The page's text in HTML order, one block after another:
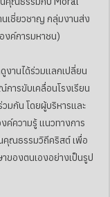
เชี่ยวชาญ กลุ่มงานส่ง
งค์การมหาชน)
งานได้ร่วมแลกเปลี่ยน
ารขับเคลื่อนโรงเรียน
กัน โดยผู้บริหารและ
ค์ความรู้ แนวทางการ
คุณธรรมวิถีคริสต์ เพื่อ
ของตนเองอย่างเป็นรูป